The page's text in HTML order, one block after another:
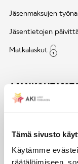
Tämä sivusto
Käytämme
räätälöimiseen,
Jäsenmaksujen
Jäsentietojen
Matkalaskut
AJANKOHTAISTA
Crux-lehti